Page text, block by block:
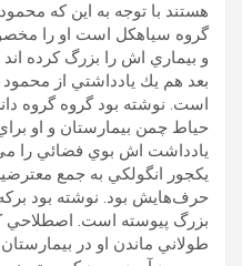
هستند با توجه به اين كه
گروه سياهكل است او را
و بيماري اش را بزرگ كرده اند
بعد هم يك يادداشتي از
است. نوشته بود گروه گروه
حياط چمن بيمارستان و او
يادداشت اش بوي فضائي را
يكجور انگولكي به جمع
حرف‌هايش بود. نوشته بود
بزرگ پيوسته است. اصطلاحي
طولاني ماندن او در